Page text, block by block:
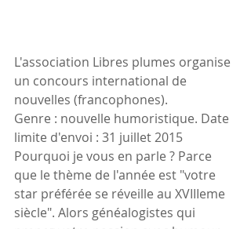
L'association Libres plumes organise
un concours international de
nouvelles (francophones).
Genre : nouvelle humoristique. Date
limite d'envoi : 31 juillet 2015
Pourquoi je vous en parle ? Parce
que le thème de l'année est "votre
star préférée se réveille au XVIIIeme
siècle". Alors généalogistes qui